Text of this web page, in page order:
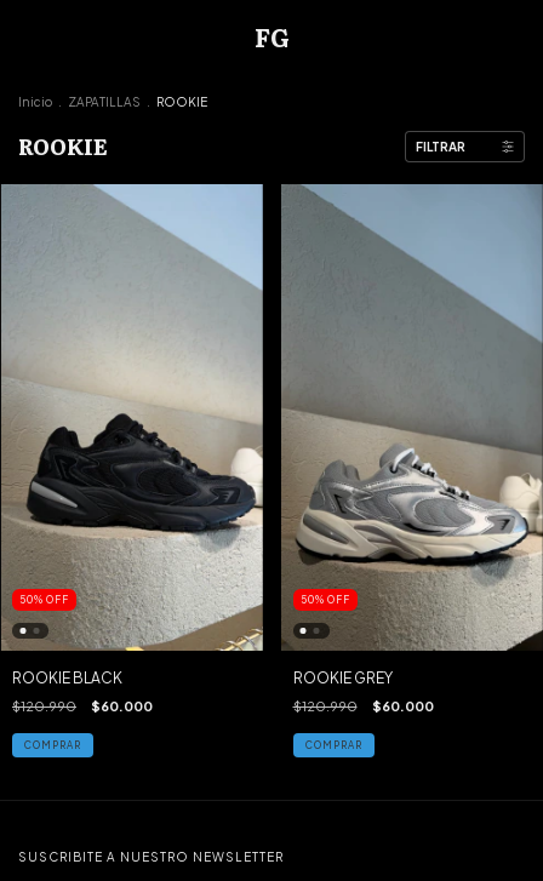
FG
Inicio ZAPATILLAS ROOKIE
ROOKIE FILTRAR
50% OFF
ROOKIE BLACK
$120.990 $60.000
COMPRAR
50% OFF
ROOKIE GREY
$120.990 $60.000
COMPRAR
SUSCRIBITE A NUESTRO NEWSLETTER